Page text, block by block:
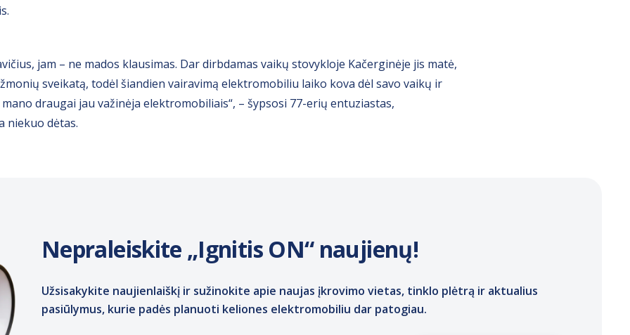
jam – ne mados klausimas. Dar dirbdamas vaikų stovykloje Kačerginėje jis matė,
sveikatą, todėl šiandien vairavimą elektromobiliu laiko kova dėl savo vaikų ir
draugai jau važinėja elektromobiliais“, – šypsosi 77-erių entuziastas,
niekuo dėtas.
Nepraleiskite „Ignitis ON“ naujienų!
Užsisakykite naujienlaiškį ir sužinokite apie naujas įkrovimo vietas, tinklo plėtrą ir aktualius
pasiūlymus, kurie padės planuoti keliones elektromobiliu dar patogiau.